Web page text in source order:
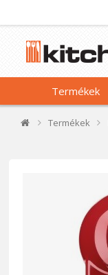
Termékek
Termékek